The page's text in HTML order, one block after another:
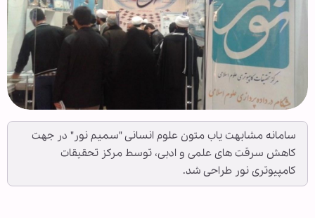
سامانه مشابهت یاب متون علوم انسانی "سمیم نور" در جهت
کاهش سرقت های علمی و ادبی، توسط مرکز تحقیقات
کامپیوتری نور طراحی شد.